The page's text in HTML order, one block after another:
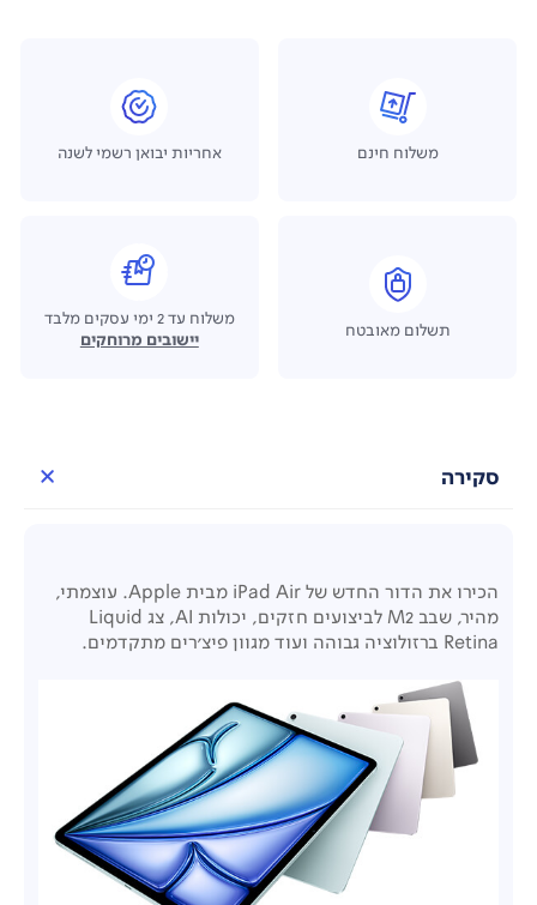
משלוח חינם אחריות יבואן רשמי לשנה
תשלום מאובטח
משלוח עד 2 ימי עסקים מלבד
יישובים מרוחקים
סקירה
הכירו את הדור החדש של iPad Air מבית Apple. עוצמתי,
מהיר, שבב M2 לביצועים חזקים, יכולות AI, צג Liquid
Retina ברזולוציה גבוהה ועוד מגוון פיצ'רים מתקדמים.